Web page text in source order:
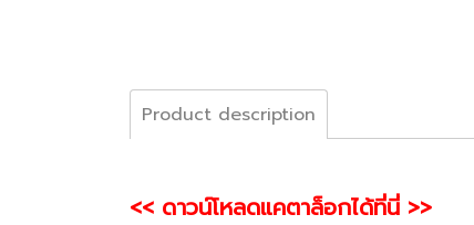
Product description
<< ดาวน์โหลดแคตาล็อกได้ที่นี่ >>